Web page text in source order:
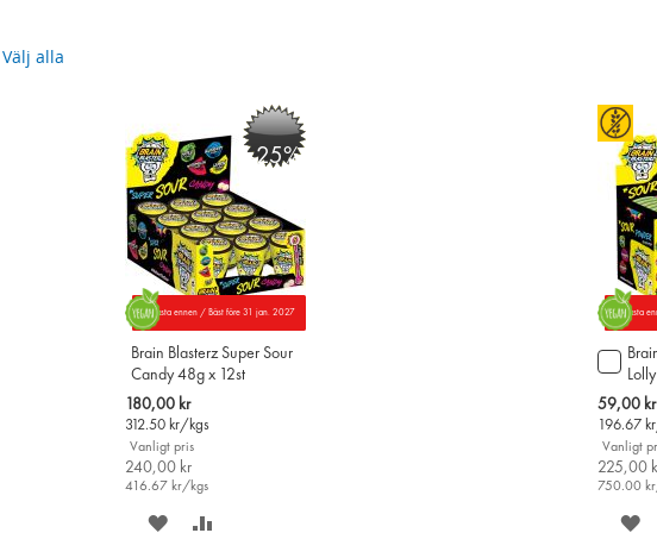
Välj alla
Parasta ennen / Bäst före 31 jan. 2027
-25%
Brain Blasterz Super Sour
Candy 48g x 12st
Special
Price
180,00 kr
312.50 kr/kgs
Vanligt pris
240,00 kr
416.67 kr/kgs
SPARA
Parasta
Special
Price
59,00 kr
196.67
Vanligt
225,00
750.00
Lägg
till
i